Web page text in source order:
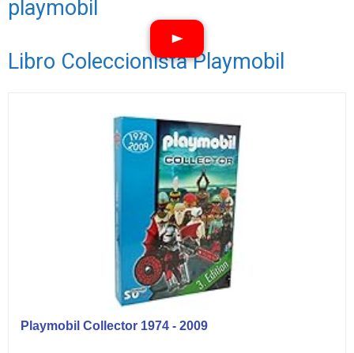
playmobil
Libro Coleccionista Playmobil
Playmobil Collector 1974 - 2009